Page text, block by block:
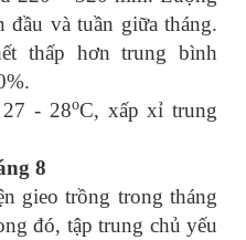
đầu và tuần giữa tháng.
thấp hơntrung bình
%.
27 - 28oC, xấp xỉ trung
8
gieo trồng trong tháng
đó, tập trung chủ yếu